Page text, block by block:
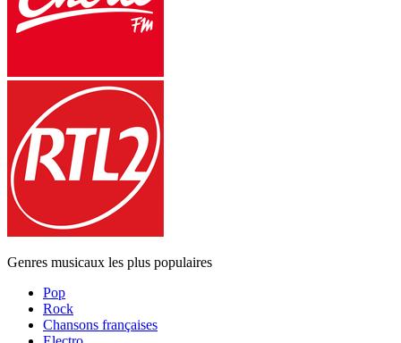
Genres musicaux les plus populaires
Pop
Rock
Chansons françaises